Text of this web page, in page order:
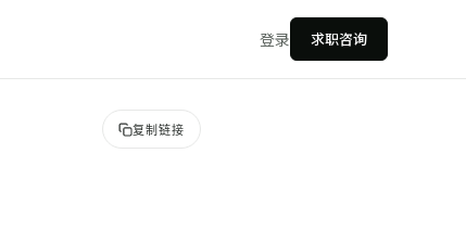
登录 求职咨询
复制链接